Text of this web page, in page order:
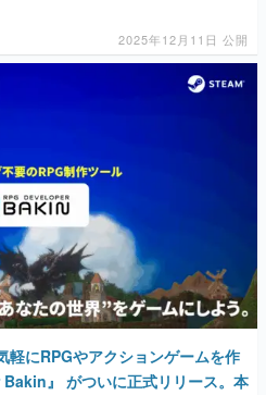
2025年12月11日 公開
軽にRPGやアクションゲームを作
』 がついに正式リリース。本